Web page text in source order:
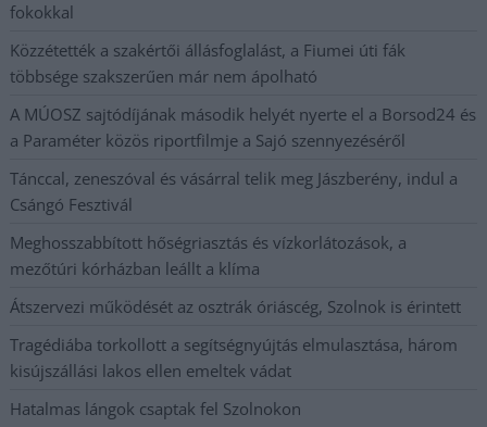
fokokkal
Közzétették a szakértői állásfoglalást, a Fiumei úti fák
többsége szakszerűen már nem ápolható
A MÚOSZ sajtódíjának második helyét nyerte el a Borsod24 és
a Paraméter közös riportfilmje a Sajó szennyezéséről
Tánccal, zeneszóval és vásárral telik meg Jászberény, indul a
Csángó Fesztivál
Meghosszabbított hőségriasztás és vízkorlátozások, a
mezőtúri kórházban leállt a klíma
Átszervezi működését az osztrák óriáscég, Szolnok is érintett
Tragédiába torkollott a segítségnyújtás elmulasztása, három
kisújszállási lakos ellen emeltek vádat
Hatalmas lángok csaptak fel Szolnokon